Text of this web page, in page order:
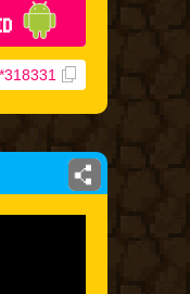
*318331